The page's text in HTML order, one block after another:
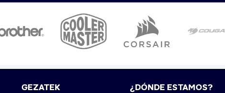
GEZATEK
¿DÓNDE ESTAMOS?